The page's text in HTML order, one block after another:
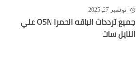
نوفمبر 27, 2025
جميع ترددات الباقه الحمرا OSN علي
النايل سات